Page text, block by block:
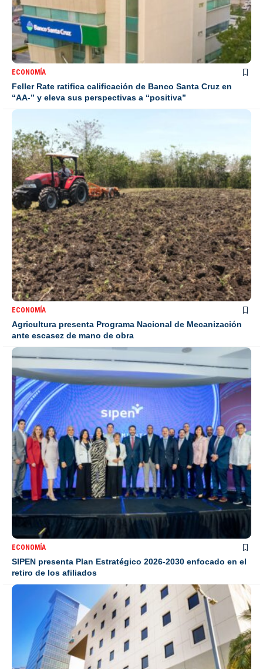
ECONOMÍA
Feller Rate ratifica calificación de Banco Santa Cruz en
“AA-” y eleva sus perspectivas a “positiva”
ECONOMÍA
Agricultura presenta Programa Nacional de Mecanización
ante escasez de mano de obra
ECONOMÍA
SIPEN presenta Plan Estratégico 2026-2030 enfocado en el
retiro de los afiliados